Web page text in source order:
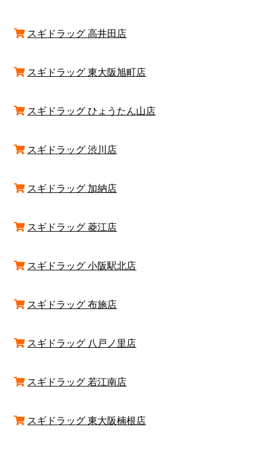
スギドラッグ 高井田店
スギドラッグ 東大阪旭町店
スギドラッグ ひょうたん山店
スギドラッグ 渋川店
スギドラッグ 加納店
スギドラッグ 菱江店
スギドラッグ 小阪駅北店
スギドラッグ 布施店
スギドラッグ 八戸ノ里店
スギドラッグ 若江南店
スギドラッグ 東大阪楠根店